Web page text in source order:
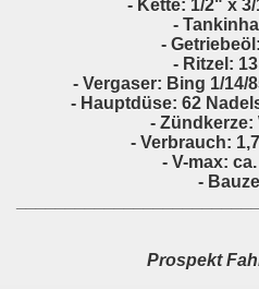
- Kette: 1/2" x
-
-
- Ritzel:
- Vergaser: Bing 1/14/
- Hauptdüse: 62
- Zündkerze:
- Verbrauch:
- V-max:
-
Prospekt